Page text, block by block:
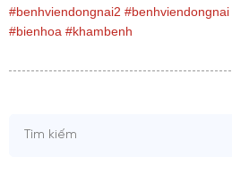
#benhviendongnai2 #benhviendongnai
#bienhoa #khambenh